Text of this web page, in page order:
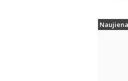
Naujiena